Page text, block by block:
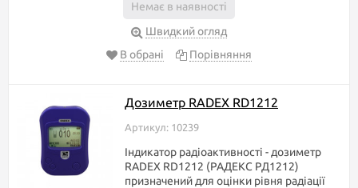
Немає в наявності
Швидкий огляд
В обрані
Порівняння
Дозиметр RADEX RD1212
Артикул: 10239
Індикатор радіоактивності - дозиметр
RADEX RD1212 (РАДЕКС РД1212)
призначений для оцінки рівня радіації